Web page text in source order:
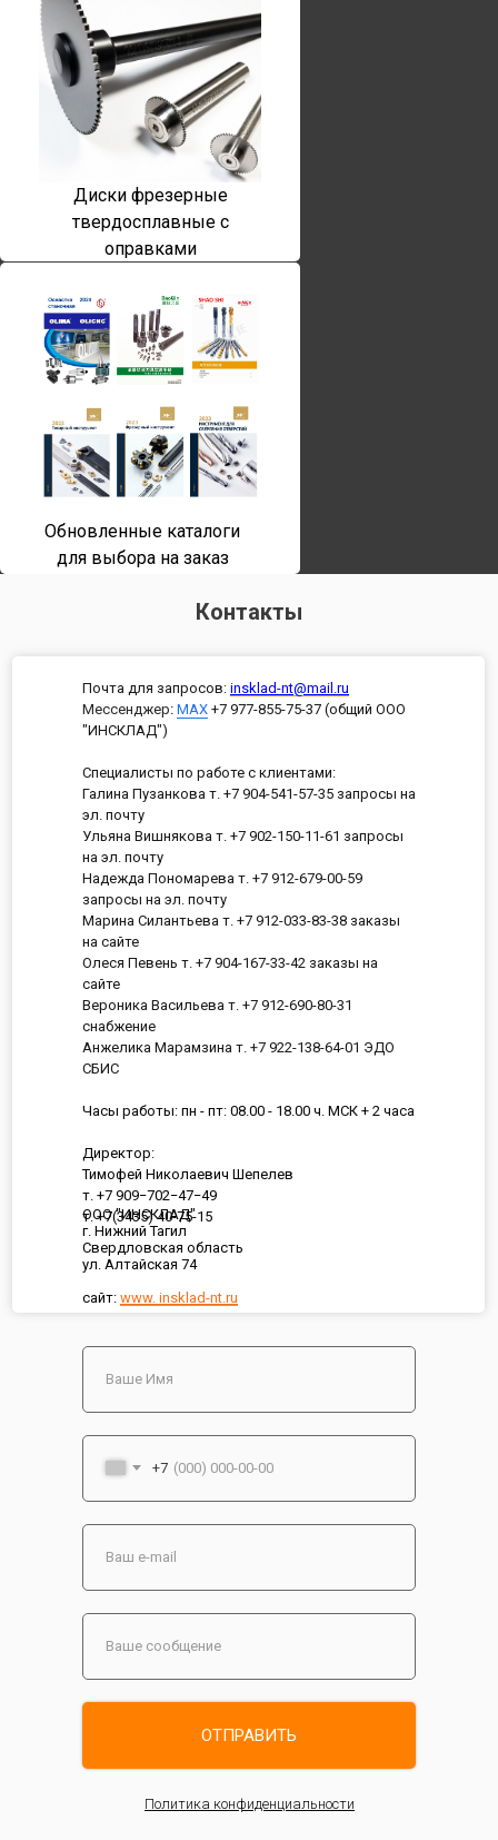
Диски фрезерные
твердосплавные с
оправками
Обновленные каталоги
для выбора на заказ
Контакты
ООО "ИНСКЛАД"
г. Нижний Тагил
Свердловская область
ул. Алтайская 74
сайт: www. insklad-nt.ru
Почта для запросов: insklad-nt@mail.ru
Мессенджер: MAX +7 977-855-75-37 (общий ООО
"ИНСКЛАД")
Специалисты по работе с клиентами:
Галина Пузанкова т. +7 904-541-57-35 запросы на
эл. почту
Ульяна Вишнякова т. +7 902-150-11-61 запросы
на эл. почту
Надежда Пономарева т. +7 912-679-00-59
запросы на эл. почту
Марина Силантьева т. +7 912-033-83-38 заказы
на сайте
Олеся Певень т. +7 904-167-33-42 заказы на
сайте
Вероника Васильева т. +7 912-690-80-31
снабжение
Анжелика Марамзина т. +7 922-138-64-01 ЭДО
СБИС
Часы работы: пн - пт: 08.00 - 18.00 ч. МСК + 2 часа
Директор:
Тимофей Николаевич Шепелев
т. +7 909−702−47−49
т. +7(3435) 40-75-15
+7
ОТПРАВИТЬ
Политика конфиденциальности